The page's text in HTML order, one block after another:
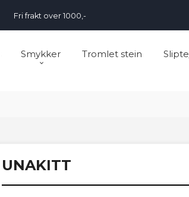
Fri frakt over 1000,-
Smykker Tromlet stein
UNAKITT